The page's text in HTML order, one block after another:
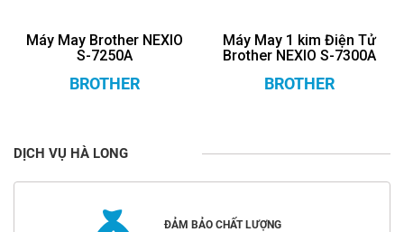
Máy May Brother NEXIO
S-7250A
BROTHER
Máy May 1 kim Điện Tử
Brother NEXIO S-7300A
BROTHER
DỊCH VỤ HÀ LONG
ĐẢM BẢO CHẤT LƯỢNG